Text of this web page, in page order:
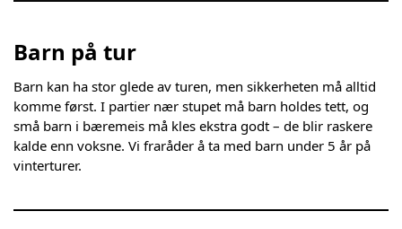
Barn på tur
Barn kan ha stor glede av turen, men sikkerheten må alltid
komme først. I partier nær stupet må barn holdes tett, og
små barn i bæremeis må kles ekstra godt – de blir raskere
kalde enn voksne. Vi fraråder å ta med barn under 5 år på
vinterturer.